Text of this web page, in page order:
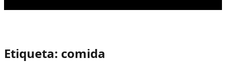
Etiqueta: comida